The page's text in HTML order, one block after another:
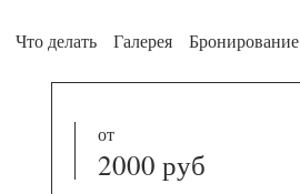
Что делать Галерея Бронирование
от
2000 руб